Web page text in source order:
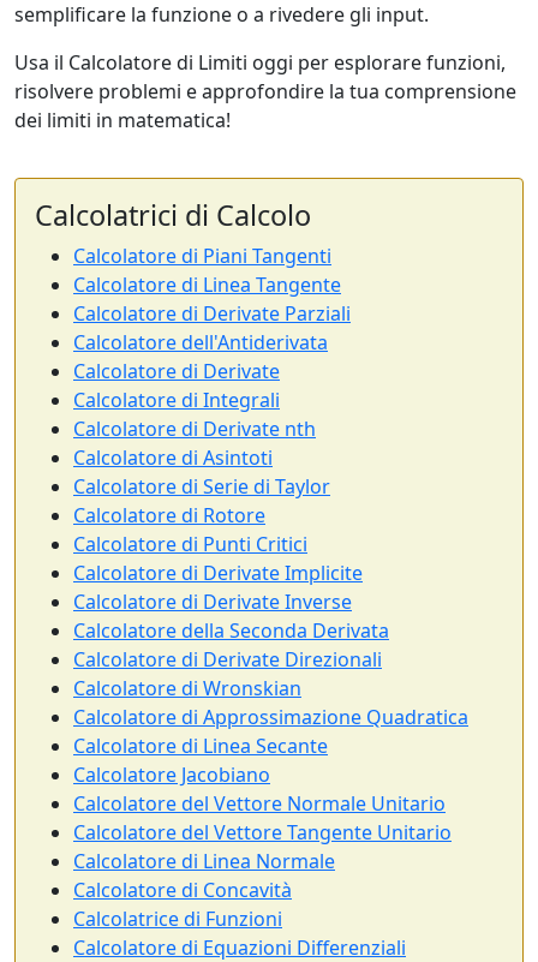
semplificare la funzione o a rivedere gli input.
Usa il Calcolatore di Limiti oggi per esplorare funzioni,
risolvere problemi e approfondire la tua comprensione
dei limiti in matematica!
Calcolatrici di Calcolo
Calcolatore di Piani Tangenti
Calcolatore di Linea Tangente
Calcolatore di Derivate Parziali
Calcolatore dell'Antiderivata
Calcolatore di Derivate
Calcolatore di Integrali
Calcolatore di Derivate nth
Calcolatore di Asintoti
Calcolatore di Serie di Taylor
Calcolatore di Rotore
Calcolatore di Punti Critici
Calcolatore di Derivate Implicite
Calcolatore di Derivate Inverse
Calcolatore della Seconda Derivata
Calcolatore di Derivate Direzionali
Calcolatore di Wronskian
Calcolatore di Approssimazione Quadratica
Calcolatore di Linea Secante
Calcolatore Jacobiano
Calcolatore del Vettore Normale Unitario
Calcolatore del Vettore Tangente Unitario
Calcolatore di Linea Normale
Calcolatore di Concavità
Calcolatrice di Funzioni
Calcolatore di Equazioni Differenziali